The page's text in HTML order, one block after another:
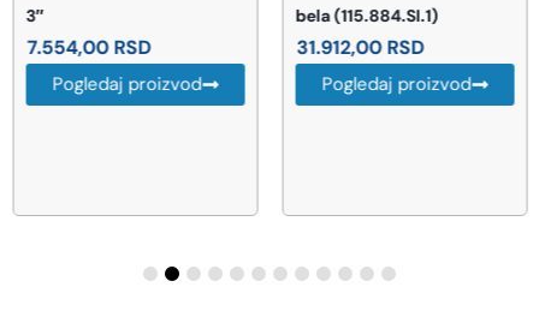
3″
7.554,00RSD
Pogledaj proizvod
bela (115.884.SI.1)
31.912,00RSD
Pogledaj proizvod